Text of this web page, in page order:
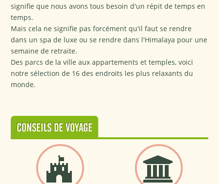
signifie que nous avons tous besoin d'un répit de temps en
temps.
Mais cela ne signifie pas forcément qu'il faut se rendre
dans un spa de luxe ou se rendre dans l'Himalaya pour une
semaine de retraite.
Des parcs de la ville aux appartements et temples, voici
notre sélection de 16 des endroits les plus relaxants du
monde.
CONSEILS DE VOYAGE